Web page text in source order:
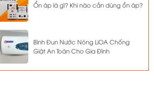
Ổn áp là gì? Khi nào cần dùng ổn áp?
Bình Đun Nước Nóng LiOA Chống
Giật An Toàn Cho Gia Đình